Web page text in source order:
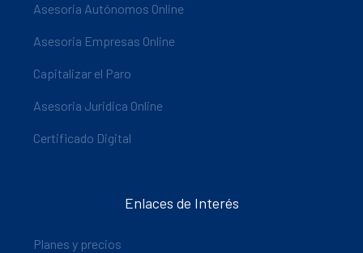
Asesoria Autónomos Online
Asesoria Empresas Online
Capitalizar el Paro
Asesoria Juridica Online
Certificado Digital
Enlaces de Interés
Planes y precios